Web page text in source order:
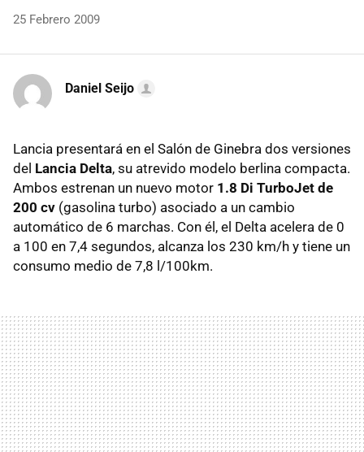
25 Febrero 2009
Daniel Seijo
Lancia presentará en el Salón de Ginebra dos versiones
del Lancia Delta, su atrevido modelo berlina compacta.
Ambos estrenan un nuevo motor 1.8 Di TurboJet de
200 cv (gasolina turbo) asociado a un cambio
automático de 6 marchas. Con él, el Delta acelera de 0
a 100 en 7,4 segundos, alcanza los 230 km/h y tiene un
consumo medio de 7,8 l/100km.